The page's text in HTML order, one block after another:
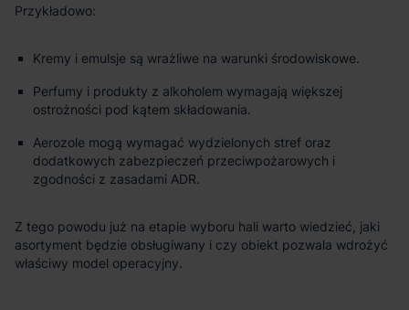
Kremy i emulsje są wrażliwe na warunki środowiskowe.
Perfumy i produkty z alkoholem wymagają większej
ostrożności pod kątem składowania.
Aerozole mogą wymagać wydzielonych stref oraz
dodatkowych zabezpieczeń przeciwpożarowych i
zgodności z zasadami ADR.